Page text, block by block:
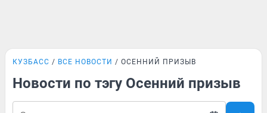
КУЗБАСС ВСЕ НОВОСТИ ОСЕННИЙ ПРИЗЫВ
Новости по тэгу Осенний призыв